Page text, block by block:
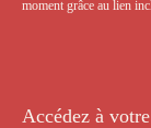
moment grâce au lien
Accédez à votre